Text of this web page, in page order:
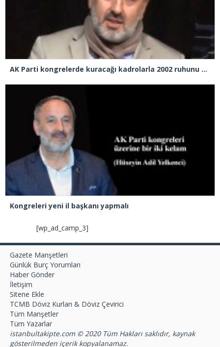
AK Parti kongrelerde kuracağı kadrolarla 2002 ruhunu yakalayabilecek mi?
Kongreleri yeni il başkanı yapmalı
[wp_ad_camp_3]
Gazete Manşetleri
Günlük Burç Yorumları
Haber Gönder
İletişim
Sitene Ekle
TCMB Döviz Kurları & Döviz Çevirici
Tüm Manşetler
Tüm Yazarlar
istanbultakipte.com © 2020 Tüm Hakları saklıdır, kaynak
gösterilmeden içerik kopyalanamaz.